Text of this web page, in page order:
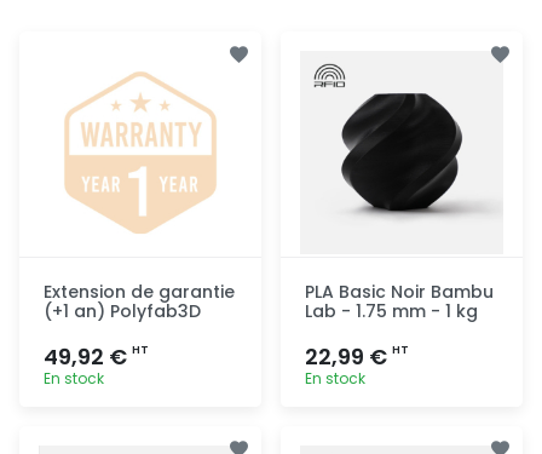
Extension de garantie
(+1 an) Polyfab3D
49,92 € HT
En stock
PLA Basic Noir Bambu
Lab - 1.75 mm - 1 kg
22,99 € HT
En stock